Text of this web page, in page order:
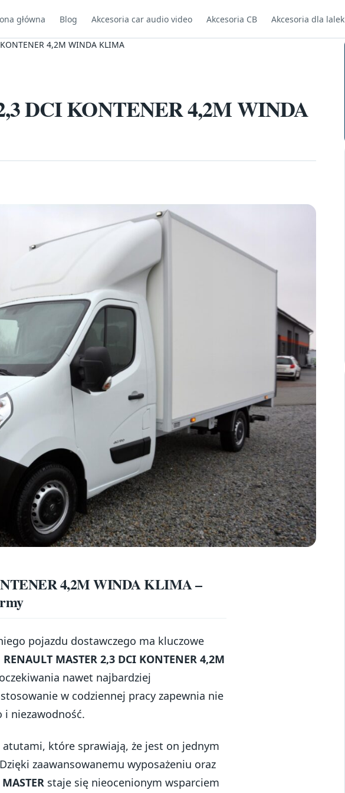
główna Blog Akcesoria car audio video Akcesoria CB Akcesoria dla lalek
4,2M WINDA KLIMA
DCI KONTENER 4,2M WINDA
4,2M WINDA KLIMA –
pojazdu dostawczego ma kluczowe
RENAULT MASTER 2,3 DCI KONTENER 4,2M
nawet najbardziej
w codziennej pracy zapewnia nie
niezawodność.
które sprawiają, że jest on jednym
zaawansowanemu wyposażeniu oraz
staje się nieocenionym wsparciem